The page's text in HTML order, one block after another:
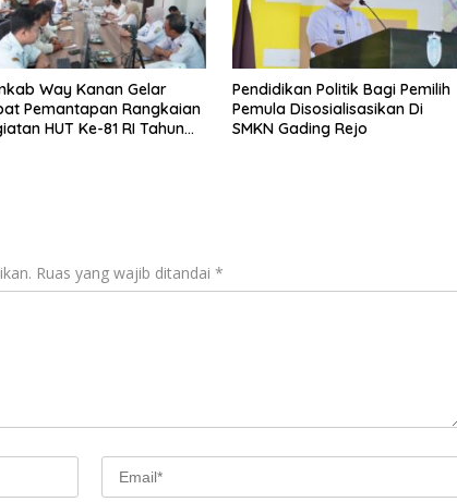
Way Kanan Gelar
Pemantapan Rangkaian
HUT Ke-81 RI Tahun
Pendidikan Politik Bagi Pemilih
Pemula Disosialisasikan Di
SMKN Gading Rejo
Ruas yang wajib ditandai *